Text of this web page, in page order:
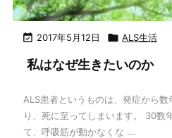
 2017年5月12日  ALS生活
私はなぜ生きたいのか
ALS患者というものは、発症から
り、死に至ってしまいます。 30数
て、呼吸筋が動かなくな ...